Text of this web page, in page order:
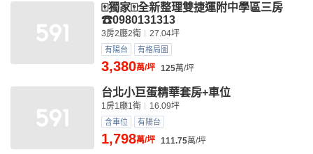
🀄獨家🀄全新整理雙捷運附中學區三房
☎0980131313
3房2廳2衛 27.04坪
有陽台 有格局圖
3,380萬/坪 125萬/坪
台北小巨蛋精華套房+車位
1房1廳1衛 16.09坪
含車位 有陽台
1,798萬/坪 111.75萬/坪